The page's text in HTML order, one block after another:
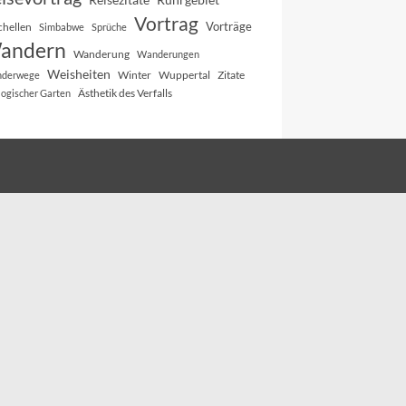
Simbabwe Sprüche Vortrag Vorträge
Wanderung
Wanderungen
Weisheiten Winter Wuppertal Zitate
Garten Ästhetik des Verfalls